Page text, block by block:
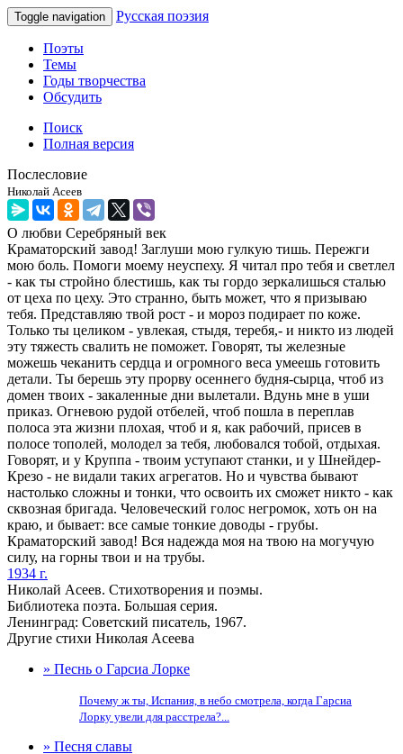
Toggle navigation Русская поэзия
Поэты
Темы
Годы творчества
Обсудить
Поиск
Полная версия
Послесловие
Николай Асеев
О любви Серебряный век
Краматорский завод! Заглуши мою гулкую тишь. Пережги
мою боль. Помоги моему неуспеху. Я читал про тебя и светлел
- как ты стройно блестишь, как ты гордо зеркалишься сталью
от цеха по цеху. Это странно, быть может, что я призываю
тебя. Представляю твой рост - и мороз подирает по коже.
Только ты целиком - увлекая, стыдя, теребя,- и никто из людей
эту тяжесть свалить не поможет. Говорят, ты железные
можешь чеканить сердца и огромного веса умеешь готовить
детали. Ты берешь эту прорву осеннего будня-сырца, чтоб из
домен твоих - закаленные дни вылетали. Вдунь мне в уши
приказ. Огневою рудой отбелей, чтоб пошла в переплав
полоса эта жизни плохая, чтоб и я, как рабочий, присев в
полосе тополей, молодел за тебя, любовался тобой, отдыхая.
Говорят, и у Круппа - твоим уступают станки, и у Шнейдер-
Крезо - не видали таких агрегатов. Но и чувства бывают
настолько сложны и тонки, что освоить их сможет никто - как
сквозная бригада. Человеческий голос негромок, хоть он на
краю, и бывает: все самые тонкие доводы - грубы.
Краматорский завод! Вся надежда моя на твою на могучую
силу, на горны твои и на трубы.
1934 г.
Николай Асеев. Стихотворения и поэмы.
Библиотека поэта. Большая серия.
Ленинград: Советский писатель, 1967.
Другие стихи Николая Асеева
» Песнь о Гарсиа Лорке
Почему ж ты, Испания, в небо смотрела, когда Гарсиа
Лорку увели для расстрела?...
» Песня славы